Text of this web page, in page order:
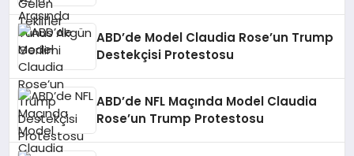
ABD’de Model Claudia Rose’un Trump
Destekçisi Protestosu
ABD’de NFL Maçında Model Claudia
Rose’un Trump Protestosu